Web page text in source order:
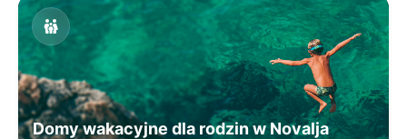
Domy wakacyjne dla rodzin w Novalja